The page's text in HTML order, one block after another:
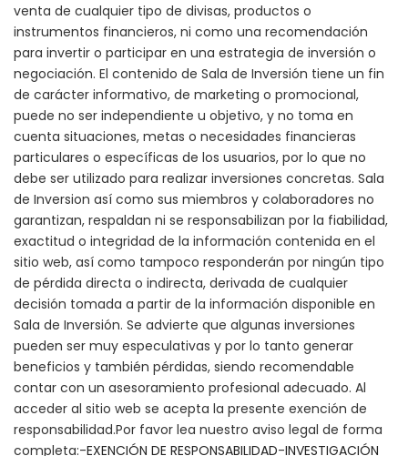
venta de cualquier tipo de divisas, productos o
instrumentos financieros, ni como una recomendación
para invertir o participar en una estrategia de inversión o
negociación. El contenido de Sala de Inversión tiene un fin
de carácter informativo, de marketing o promocional,
puede no ser independiente u objetivo, y no toma en
cuenta situaciones, metas o necesidades financieras
particulares o específicas de los usuarios, por lo que no
debe ser utilizado para realizar inversiones concretas. Sala
de Inversion así como sus miembros y colaboradores no
garantizan, respaldan ni se responsabilizan por la fiabilidad,
exactitud o integridad de la información contenida en el
sitio web, así como tampoco responderán por ningún tipo
de pérdida directa o indirecta, derivada de cualquier
decisión tomada a partir de la información disponible en
Sala de Inversión. Se advierte que algunas inversiones
pueden ser muy especulativas y por lo tanto generar
beneficios y también pérdidas, siendo recomendable
contar con un asesoramiento profesional adecuado. Al
acceder al sitio web se acepta la presente exención de
responsabilidad.Por favor lea nuestro aviso legal de forma
completa:-EXENCIÓN DE RESPONSABILIDAD-INVESTIGACIÓN